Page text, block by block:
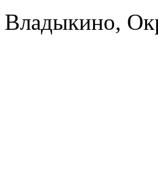
Владыкино,